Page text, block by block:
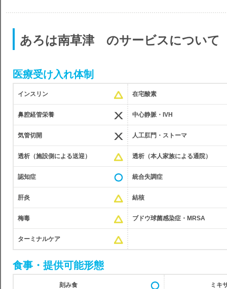
あろは南草津 のサービスについて
医療受け入れ体制
インスリン 在宅酸素
鼻腔経管栄養 中心静脈・IVH
気管切開 人工肛門・ストーマ
透析（施設側による送迎） 透析（本人家族による通院）
認知症 統合失調症
肝炎 結核
梅毒 ブドウ球菌感染症・MRSA
ターミナルケア
食事・提供可能形態
刻み食 ミキ